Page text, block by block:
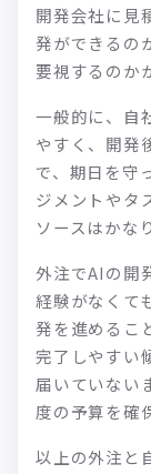
開発会社に見
発ができるの
要視するのか
一般的に、自
やすく、開発
で、期日を守
ジメントやタ
ソースはかな
外注でAIの開
経験がなくて
発を進めるこ
完了しやすい
届いていない
度の予算を確
以上の外注と